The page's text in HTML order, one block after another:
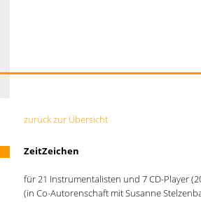
zurück zur Übersicht
ZeitZeichen
für 21 Instrumentalisten und 7 CD-Player
(in Co-Autorenschaft mit Susanne